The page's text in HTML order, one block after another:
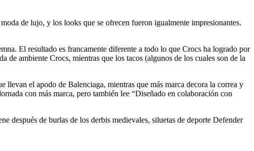
de lujo, y los looks que se ofrecen fueron igualmente impresionantes.
El resultado es francamente diferente a todo lo que Crocs ha logrado por
ambiente Crocs, mientras que los tacos (algunos de los cuales son de la
el apodo de Balenciaga, mientras que más marca decora la correa y
con más marca, pero también lee “Diseñado en colaboración con
después de burlas de los derbis medievales, siluetas de deporte Defender